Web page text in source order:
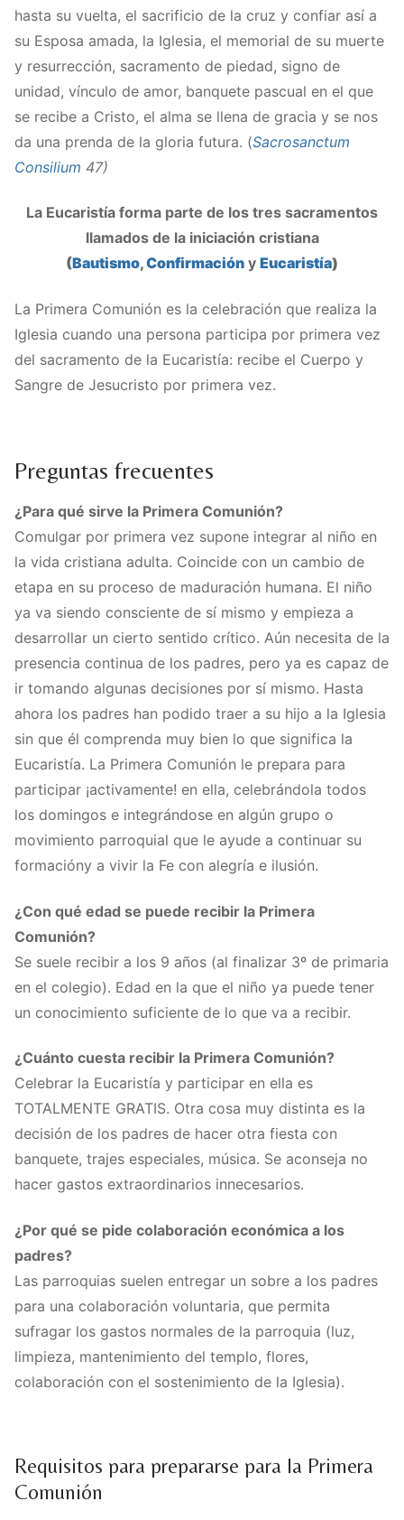
hasta su vuelta, el sacrificio de la cruz y confiar así a
su Esposa amada, la Iglesia, el memorial de su muerte
y resurrección, sacramento de piedad, signo de
unidad, vínculo de amor, banquete pascual en el que
se recibe a Cristo, el alma se llena de gracia y se nos
da una prenda de la gloria futura. (Sacrosanctum
Consilium 47)
La Eucaristía forma parte de los tres sacramentos
llamados de la iniciación cristiana
(Bautismo,Confirmación y Eucaristía)
La Primera Comunión es la celebración que realiza la
Iglesia cuando una persona participa por primera vez
del sacramento de la Eucaristía: recibe el Cuerpo y
Sangre de Jesucristo por primera vez.
Preguntas frecuentes
¿Para qué sirve la Primera Comunión?
Comulgar por primera vez supone integrar al niño en
la vida cristiana adulta. Coincide con un cambio de
etapa en su proceso de maduración humana. El niño
ya va siendo consciente de sí mismo y empieza a
desarrollar un cierto sentido crítico. Aún necesita de la
presencia continua de los padres, pero ya es capaz de
ir tomando algunas decisiones por sí mismo. Hasta
ahora los padres han podido traer a su hijo a la Iglesia
sin que él comprenda muy bien lo que significa la
Eucaristía. La Primera Comunión le prepara para
participar ¡activamente! en ella, celebrándola todos
los domingos e integrándose en algún grupo o
movimiento parroquial que le ayude a continuar su
formacióny a vivir la Fe con alegría e ilusión.
¿Con qué edad se puede recibir la Primera
Comunión?
Se suele recibir a los 9 años (al finalizar 3º de primaria
en el colegio). Edad en la que el niño ya puede tener
un conocimiento suficiente de lo que va a recibir.
¿Cuánto cuesta recibir la Primera Comunión?
Celebrar la Eucaristía y participar en ella es
TOTALMENTE GRATIS. Otra cosa muy distinta es la
decisión de los padres de hacer otra fiesta con
banquete, trajes especiales, música. Se aconseja no
hacer gastos extraordinarios innecesarios.
¿Por qué se pide colaboración económica a los
padres?
Las parroquias suelen entregar un sobre a los padres
para una colaboración voluntaria, que permita
sufragar los gastos normales de la parroquia (luz,
limpieza, mantenimiento del templo, flores,
colaboración con el sostenimiento de la Iglesia).
Requisitos para prepararse para la Primera
Comunión